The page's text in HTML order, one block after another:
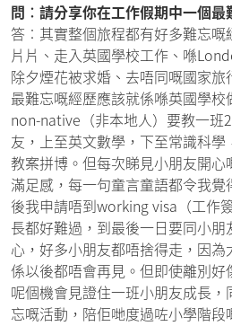
問︰請分享你在工作假期中一個最
答︰其實整個旅程都有好多難忘
片片、走入英國學校工作、喺
除夕煙花被求婚、去唔同嘅國家
最難忘嘅經歷應該就係喺英國學
non-native（非本地人）要教一班
友，上至英文數學，下至常識科
教案拼博。但每次睇見小朋友開
滿足感，每一句童言童語都令我
後我申請唔到working visa（工作
長都好難過，到最後一日要同小
心，好多小朋友都唔捨得走，因
係以後都唔會再見。但即使離別
呢個機會見證住一班小朋友成長
忘嘅活動，陪佢哋度過咗小學階段